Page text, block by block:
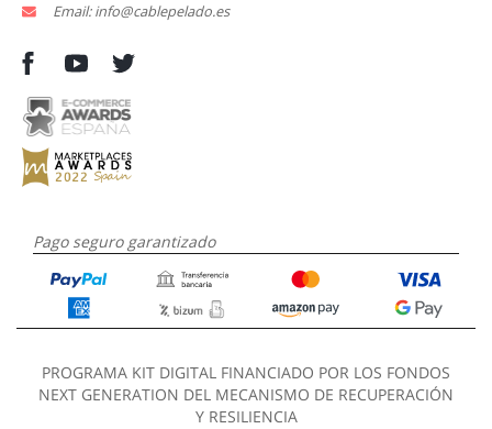
Email: info@cablepelado.es
Pago seguro garantizado
PROGRAMA KIT DIGITAL FINANCIADO POR LOS FONDOS
NEXT GENERATION DEL MECANISMO DE RECUPERACIÓN
Y RESILIENCIA